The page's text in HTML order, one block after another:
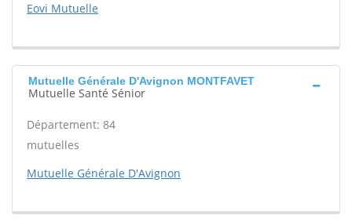
Eovi Mutuelle
Mutuelle Générale D'Avignon MONTFAVET
Mutuelle Santé Sénior
Département: 84
mutuelles
Mutuelle Générale D'Avignon